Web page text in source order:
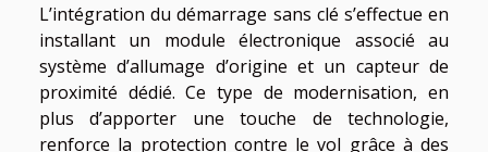
L’intégration du démarrage sans clé s’effectue en
installant un module électronique associé au
système d’allumage d’origine et un capteur de
proximité dédié. Ce type de modernisation, en
plus d’apporter une touche de technologie,
renforce la protection contre le vol grâce à des